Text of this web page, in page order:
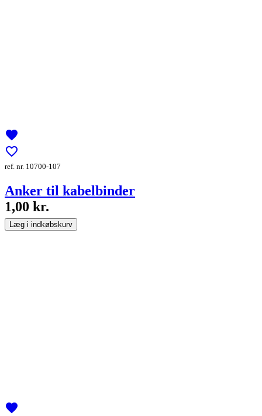
favorite
favorite_border
ref. nr. 10700-107
Anker til kabelbinder
1,00 kr.
Læg i indkøbskurv
favorite